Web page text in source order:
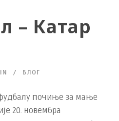
– Катар
БЛОГ
почиње за мање
20. новембра